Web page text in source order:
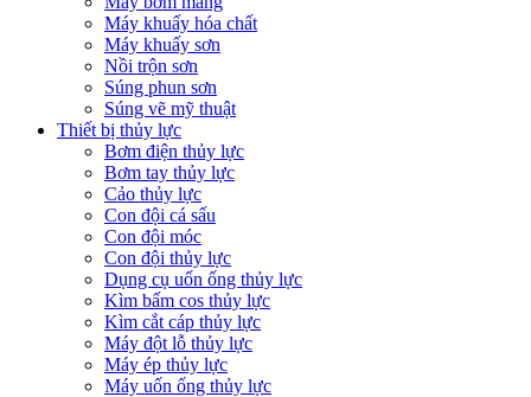
Máy khuấy hóa chất
Máy khuấy sơn
Nồi trộn sơn
Súng phun sơn
Súng vẽ mỹ thuật
Thiết bị thủy lực
Bơm điện thủy lực
Bơm tay thủy lực
Cảo thủy lực
Con đội cá sấu
Con đội móc
Con đội thủy lực
Dụng cụ uốn ống thủy lực
Kìm bấm cos thủy lực
Kìm cắt cáp thủy lực
Máy đột lỗ thủy lực
Máy ép thủy lực
Máy uốn ống thủy lực